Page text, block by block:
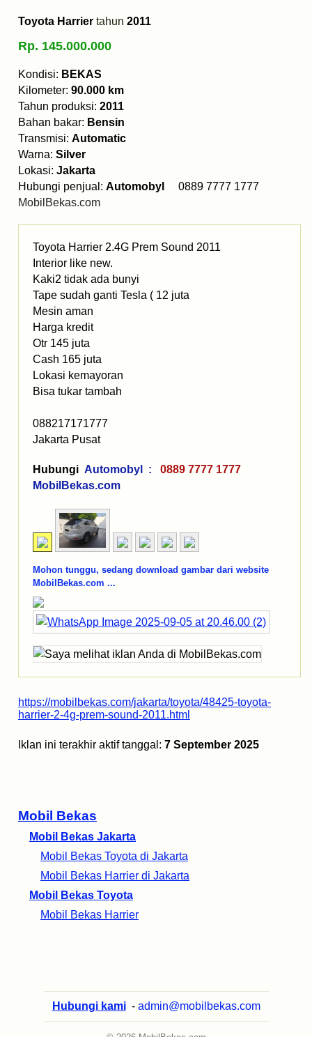
Mobil Bekas
Mobil Bekas Jakarta
Mobil Bekas Toyota di Jakarta
Mobil Bekas Harrier di Jakarta
Mobil Bekas Toyota
Mobil Bekas Harrier
Toyota Harrier tahun 2011
Rp. 145.000.000
Kondisi: BEKAS
Kilometer: 90.000 km
Tahun produksi: 2011
Bahan bakar: Bensin
Transmisi: Automatic
Warna: Silver
Lokasi: Jakarta
Hubungi penjual: Automobyl
0889 7777 1777
MobilBekas.com
Toyota Harrier 2.4G Prem Sound 2011
Interior like new.
Kaki2 tidak ada bunyi
Tape sudah ganti Tesla ( 12 juta
Mesin aman
Harga kredit
Otr 145 juta
Cash 165 juta
Lokasi kemayoran
Bisa tukar tambah
088217171777
Jakarta Pusat
Hubungi Automobyl :
0889 7777 1777
MobilBekas.com
Mohon tunggu, sedang download gambar dari website
MobilBekas.com ...
https://mobilbekas.com/jakarta/toyota/48425-toyota-
harrier-2-4g-prem-sound-2011.html
Iklan ini terakhir aktif tanggal: 7 September 2025
Hubungi kami - admin@mobilbekas.com